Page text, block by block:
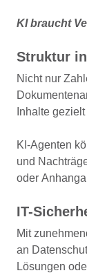
KI braucht
Struktur
Nicht nur
Inhalte
KI ‑Agenten
und
oder
IT-
Mit
an
Lösungen